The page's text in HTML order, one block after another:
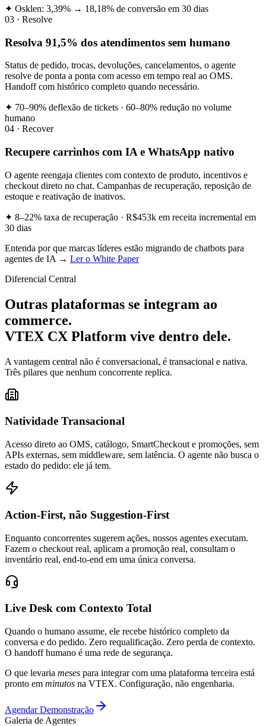
✦ Osklen: 3,39% → 18,18% de conversão em 30 dias
03 · Resolve
Resolva 91,5% dos atendimentos sem humano
Status de pedido, trocas, devoluções, cancelamentos, o agente
resolve de ponta a ponta com acesso em tempo real ao OMS.
Handoff com histórico completo quando necessário.
✦ 70–90% deflexão de tickets · 60–80% redução no volume
humano
04 · Recover
Recupere carrinhos com IA e WhatsApp nativo
O agente reengaja clientes com contexto de produto, incentivos e
checkout direto no chat. Campanhas de recuperação, reposição de
estoque e reativação de inativos.
✦ 8–22% taxa de recuperação · R$453k em receita incremental em
30 dias
Entenda por que marcas líderes estão migrando de chatbots para
agentes de IA → Ler o White Paper
Diferencial Central
Outras plataformas se integram ao
commerce.
VTEX CX Platform vive dentro dele.
A vantagem central não é conversacional, é transacional e nativa.
Três pilares que nenhum concorrente replica.
Natividade Transacional
Acesso direto ao OMS, catálogo, SmartCheckout e promoções, sem
APIs externas, sem middleware, sem latência. O agente não busca o
estado do pedido: ele já tem.
Action-First, não Suggestion-First
Enquanto concorrentes sugerem ações, nossos agentes executam.
Fazem o checkout real, aplicam a promoção real, consultam o
inventário real, end-to-end em uma única conversa.
Live Desk com Contexto Total
Quando o humano assume, ele recebe histórico completo da
conversa e do pedido. Zero requalificação. Zero perda de contexto.
O handoff humano é uma rede de segurança.
O que levaria meses para integrar com uma plataforma terceira está
pronto em minutos na VTEX. Configuração, não engenharia.
Agendar Demonstração
Galeria de Agentes